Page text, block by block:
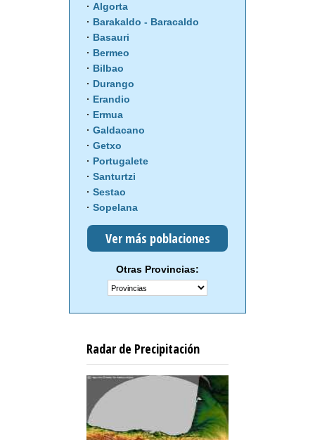
Algorta
Barakaldo - Baracaldo
Basauri
Bermeo
Bilbao
Durango
Erandio
Ermua
Galdacano
Getxo
Portugalete
Santurtzi
Sestao
Sopelana
Ver más poblaciones
Otras Provincias:
Radar de Precipitación